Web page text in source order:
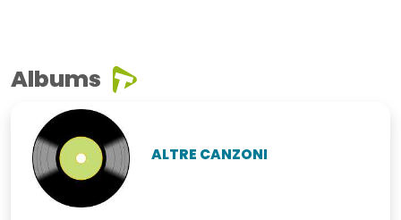
Albums
ALTRE CANZONI